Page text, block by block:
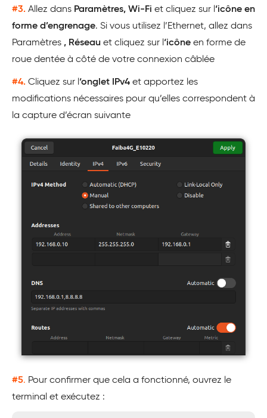
#3. Allez dans Paramètres, Wi-Fi et cliquez sur l ‘icône en
forme d’engrenage. Si vous utilisez l’Ethernet, allez dans
Paramètres , Réseau et cliquez sur l ‘icône en forme de
roue dentée à côté de votre connexion câblée
#4. Cliquez sur l ‘onglet IPv4 et apportez les
modifications nécessaires pour qu’elles correspondent à
la capture d’écran suivante
#5. Pour confirmer que cela a fonctionné, ouvrez le
terminal et exécutez :